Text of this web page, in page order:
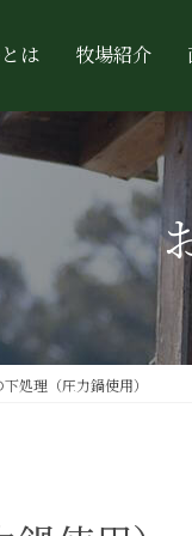
は 牧場紹介
処理（圧力鍋使用）